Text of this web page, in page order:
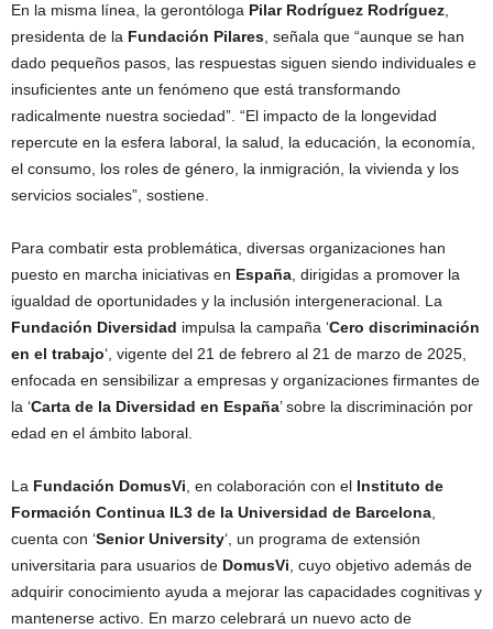
En la misma línea, la gerontóloga Pilar Rodríguez Rodríguez,
presidenta de la Fundación Pilares, señala que “aunque se han
dado pequeños pasos, las respuestas siguen siendo individuales e
insuficientes ante un fenómeno que está transformando
radicalmente nuestra sociedad”. “El impacto de la longevidad
repercute en la esfera laboral, la salud, la educación, la economía,
el consumo, los roles de género, la inmigración, la vivienda y los
servicios sociales”, sostiene.
Para combatir esta problemática, diversas organizaciones han
puesto en marcha iniciativas en España, dirigidas a promover la
igualdad de oportunidades y la inclusión intergeneracional. La
Fundación Diversidad impulsa la campaña ‘Cero discriminación
en el trabajo‘, vigente del 21 de febrero al 21 de marzo de 2025,
enfocada en sensibilizar a empresas y organizaciones firmantes de
la ‘Carta de la Diversidad en España’ sobre la discriminación por
edad en el ámbito laboral.
La Fundación DomusVi, en colaboración con el Instituto de
Formación Continua IL3 de la Universidad de Barcelona,
cuenta con ‘Senior University‘, un programa de extensión
universitaria para usuarios de DomusVi, cuyo objetivo además de
adquirir conocimiento ayuda a mejorar las capacidades cognitivas y
mantenerse activo. En marzo celebrará un nuevo acto de